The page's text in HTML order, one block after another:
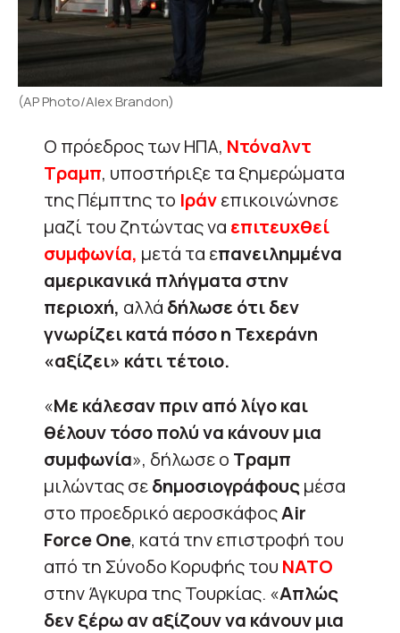
(AP Photo/Alex Brandon)
Ο πρόεδρος των ΗΠΑ, Ντόναλντ
Τραμπ, υποστήριξε τα ξημερώματα
της Πέμπτης το Ιράνεπικοινώνησε
μαζί του ζητώντας να επιτευχθεί
συμφωνία, μετά τα επανειλημμένα
αμερικανικά πλήγματα στην
περιοχή, αλλά δήλωσε ότι δεν
γνωρίζει κατά πόσο η Τεχεράνη
«αξίζει» κάτι τέτοιο.
«Με κάλεσαν πριν από λίγο και
θέλουν τόσο πολύ να κάνουν μια
συμφωνία», δήλωσε ο Τραμπ
μιλώντας σεδημοσιογράφουςμέσα
στο προεδρικό αεροσκάφοςAir
Force One, κατά την επιστροφή του
από τη Σύνοδο Κορυφής του ΝΑΤΟ
στην Άγκυρα της Τουρκίας. «Απλώς
δεν ξέρω αν αξίζουν να κάνουν μια